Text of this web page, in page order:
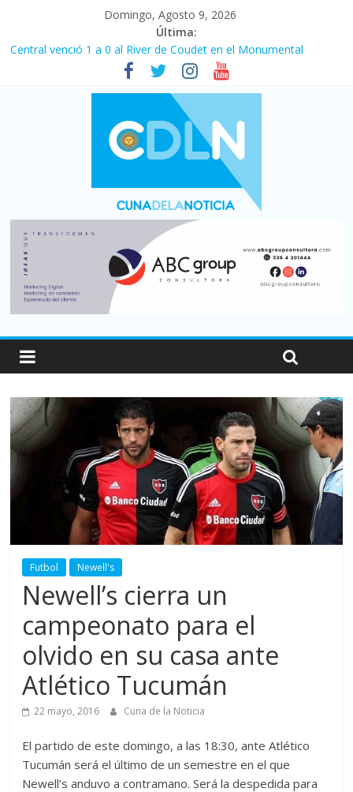
Domingo, Agosto 9, 2026
Última:
Central venció 1 a 0 al River de Coudet en el Monumental
La morosidad alcanzó su nivel más alto en dos décadas y ya
afecta a 400 mil deudores en Santa Fe
Desde que asumió Milei cerraron 41.000 kioscos: el sector
denuncia crisis como en 2001
Vacaciones de invierno con más movimiento y consumo
turístico: 4,6 millones de personas viajaron por el país, un 5,9%
Fuerte caída de la venta de autos usados en julio: bajó un 12,6%
Futbol Newell's
Newell’s cierra un
campeonato para el
olvido en su casa ante
Atlético Tucumán
22 mayo, 2016 Cuna de la Noticia
El partido de este domingo, a las 18:30, ante Atlético
Tucumán será el último de un semestre en el que
Newell’s anduvo a contramano. Será la despedida para